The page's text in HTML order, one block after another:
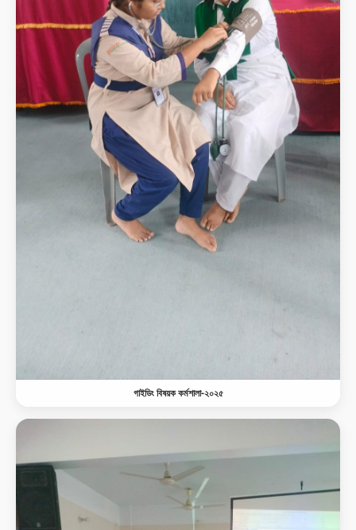
গাইডিং বিষয়ক কর্মশালা-২০২৫